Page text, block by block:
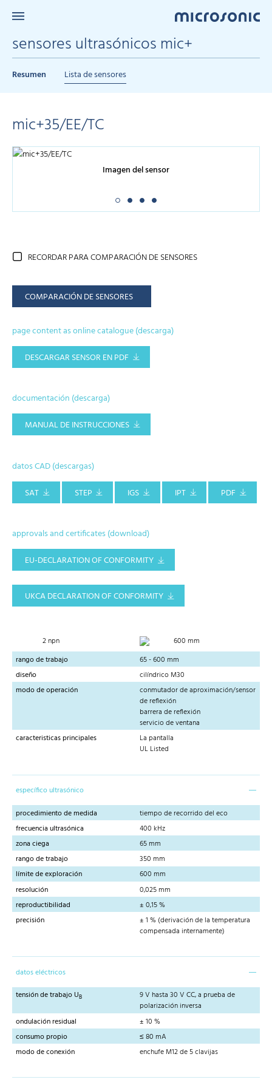
sensores ultrasónicos mic+
Resumen Lista de sensores
mic+35/EE/TC
Imagen del sensor
RECORDAR PARA COMPARACIÓN DE SENSORES
COMPARACIÓN DE SENSORES
page content as online catalogue (descarga)
DESCARGAR SENSOR EN PDF
documentación (descarga)
MANUAL DE INSTRUCCIONES
datos CAD (descargas)
SAT
STEP IGS IPT PDF
approvals and certificates (download)
EU-DECLARATION OF CONFORMITY
UKCA DECLARATION OF CONFORMITY
2 npn
600 mm
rango de trabajo
65 - 600 mm
diseño
cilíndrico M30
modo de operación
conmutador de aproximación/sensor
de reflexión
barrera de reflexión
servicio de ventana
caracteristicas principales
La pantalla
UL Listed
específico ultrasónico
procedimiento de medida
tiempo de recorrido del eco
frecuencia ultrasónica
400 kHz
zona ciega
65 mm
rango de trabajo
350 mm
límite de exploración
600 mm
resolución
0,025 mm
reproductibilidad
± 0,15 %
precisión
± 1 % (derivación de la temperatura
compensada internamente)
datos eléctricos
tensión de trabajo UB
9 V hasta 30 V CC, a prueba de
polarización inversa
ondulación residual
± 10 %
consumo propio
≤ 80 mA
modo de conexión
enchufe M12 de 5 clavijas